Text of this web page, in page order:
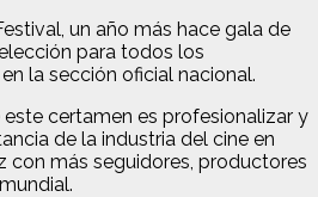
un año más hace gala de
para todos los
la sección oficial nacional.
certamen es profesionalizar y
de la industria del cine en
más seguidores, productores